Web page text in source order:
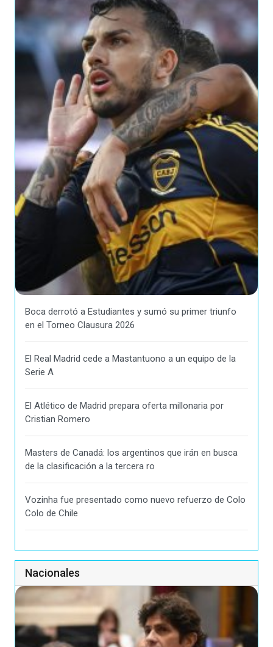
Boca derrotó a Estudiantes y sumó su primer triunfo
en el Torneo Clausura 2026
El Real Madrid cede a Mastantuono a un equipo de la
Serie A
El Atlético de Madrid prepara oferta millonaria por
Cristian Romero
Masters de Canadá: los argentinos que irán en busca
de la clasificación a la tercera ro
Vozinha fue presentado como nuevo refuerzo de Colo
Colo de Chile
Nacionales